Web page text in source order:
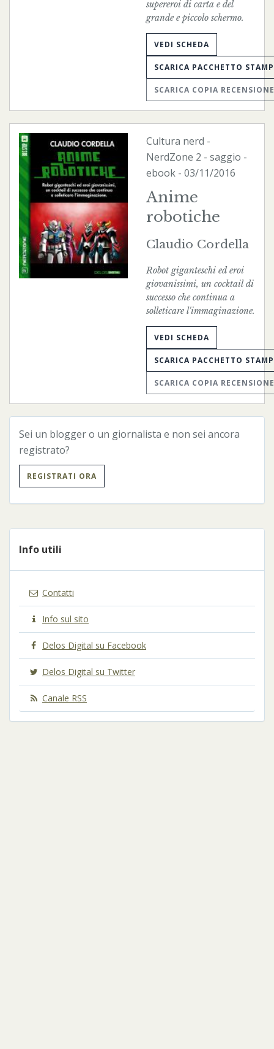
supereroi di carta e del
grande e piccolo schermo.
VEDI SCHEDA
SCARICA PACCHETTO
SCARICA COPIA RECENSIONE
Cultura nerd -
NerdZone 2 - saggio -
ebook - 03/11/2016
Anime
robotiche
Claudio Cordella
Robot giganteschi ed eroi
giovanissimi, un cocktail di
successo che continua a
solleticare l'immaginazione.
VEDI SCHEDA
SCARICA PACCHETTO
SCARICA COPIA RECENSIONE
Sei un blogger o un giornalista e non sei ancora
registrato?
REGISTRATI ORA
Info utili
Contatti
Info sul sito
Delos Digital su Facebook
Delos Digital su Twitter
Canale RSS